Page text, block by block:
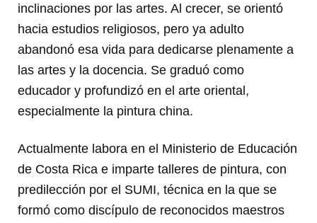
inclinaciones por las artes. Al crecer, se orientó
hacia estudios religiosos, pero ya adulto
abandonó esa vida para dedicarse plenamente a
las artes y la docencia. Se graduó como
educador y profundizó en el arte oriental,
especialmente la pintura china.
Actualmente labora en el Ministerio de Educación
de Costa Rica e imparte talleres de pintura, con
predilección por el SUMI, técnica en la que se
formó como discípulo de reconocidos maestros